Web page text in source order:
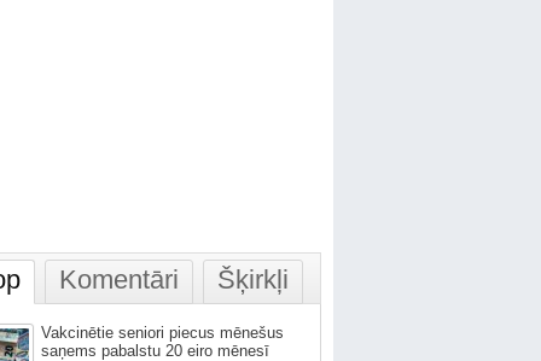
Komentāri Šķirkļi
Vakcinētie seniori piecus mēnešus
saņems pabalstu 20 eiro mēnesī